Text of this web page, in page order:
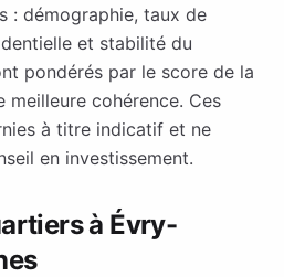
: démographie, taux de
et stabilité du
pondérés par le score de la
meilleure cohérence. Ces
à titre indicatif et ne
en investissement.
à Évry-